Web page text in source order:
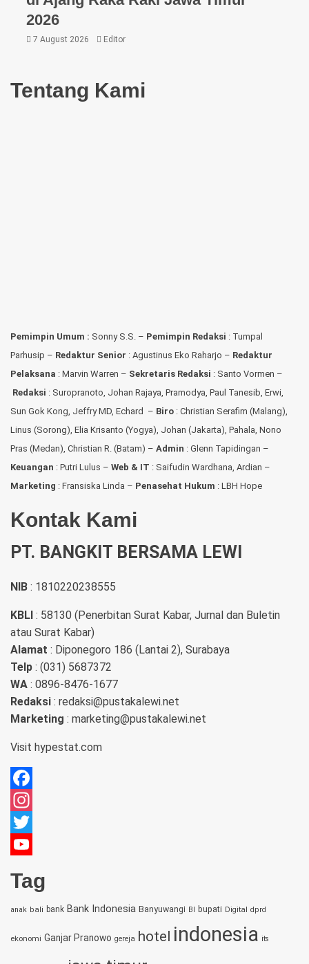
2026
7 August 2026 Editor
Tentang Kami
Pemimpin Umum : Sonny S.S. – Pemimpin Redaksi : Tumpal
Parhusip – Redaktur Senior : Agustinus Eko Raharjo – Redaktur
Pelaksana : Marvin Warren – Sekretaris Redaksi : Santo Vormen –
Redaksi : Suropranoto, Johan Rajaya, Pramodya, Paul Tanesib, Erwi,
Sun Gok Kong, Jeffry MD, Echard – Biro : Christian Serafim (Malang),
Linus (Sorong), Elia Krisanto (Yogya), Johan (Jakarta), Pahala, Nono
Pras (Medan), Christian R. (Batam) – Admin : Glenn Tapidingan –
Keuangan : Putri Lulus – Web & IT : Saifudin Wardhana, Ardian –
Marketing : Fransiska Linda – Penasehat Hukum : LBH Hope
Kontak Kami
PT. BANGKIT BERSAMA LEWI
NIB : 1810220238555
KBLI : 58130 (Penerbitan Surat Kabar, Jurnal dan Buletin
atau Surat Kabar)
Alamat : Diponegoro 186 (Lantai 2), Surabaya
Telp : (031) 5687372
WA : 0896-8476-1677
Redaksi : redaksi@pustakalewi.net
Marketing : marketing@pustakalewi.net
Visit hypestat.com
Facebook
Instagram
Twitter
Channel
Tag
anak bali bank Bank Indonesia Banyuwangi BI bupati Digital dprd
ekonomi Ganjar Pranowo gereja hotel indonesia its